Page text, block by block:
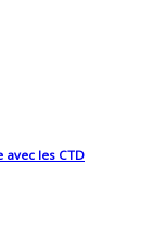
les CTD